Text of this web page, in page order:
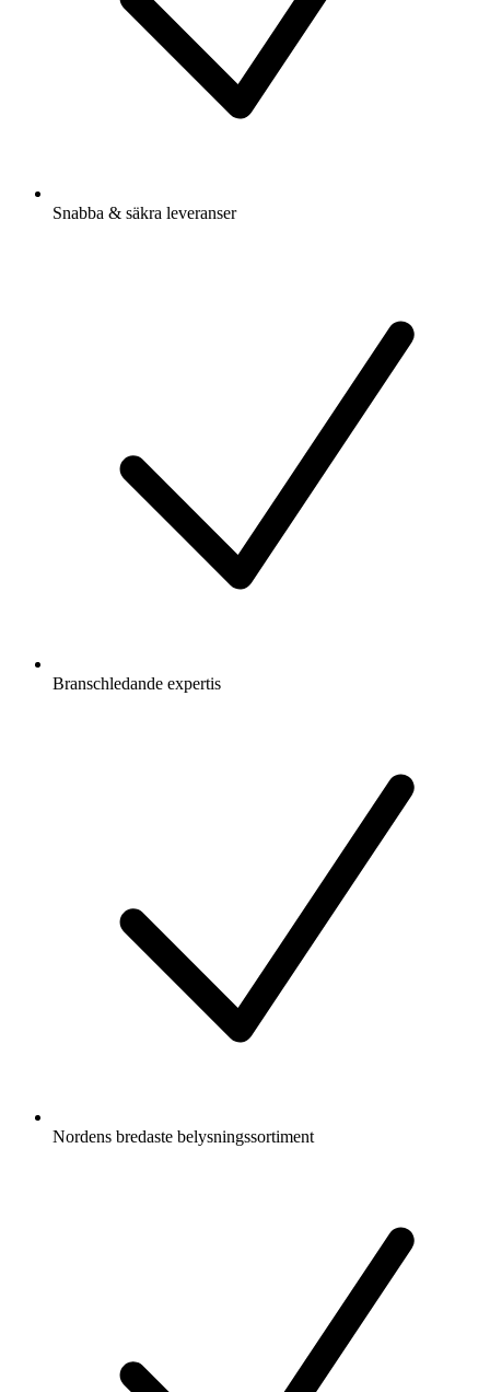
Snabba & säkra leveranser
Branschledande expertis
Nordens bredaste belysningssortiment